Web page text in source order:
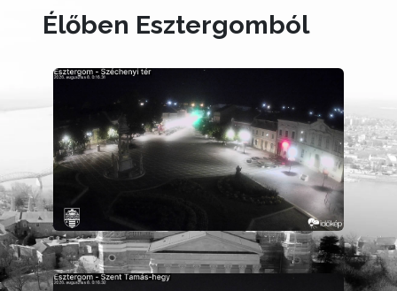
Élőben Esztergomból